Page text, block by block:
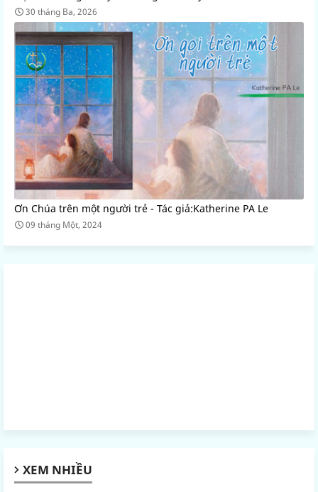
30 tháng Ba, 2026
Ơn Chúa trên một người trẻ - Tác giả:Katherine PA Le
09 tháng Một, 2024
XEM NHIỀU